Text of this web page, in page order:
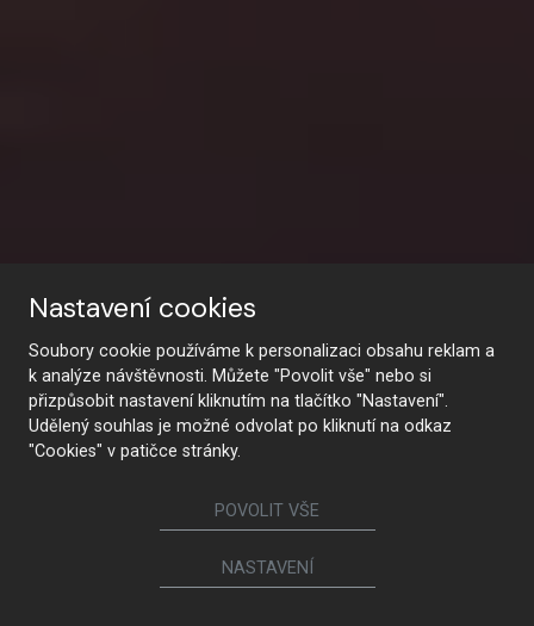
We are your reliable
project partner
Nastavení cookies
Soubory cookie používáme k personalizaci obsahu reklam a
k analýze návštěvnosti. Můžete "Povolit vše" nebo si
přizpůsobit nastavení kliknutím na tlačítko "Nastavení".
Udělený souhlas je možné odvolat po kliknutí na odkaz
"Cookies" v patičce stránky.
POVOLIT VŠE
NASTAVENÍ